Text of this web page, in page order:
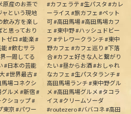
原産のお茶で
ャという現地
飲み方を楽し
と思っており
ゼロ #能楽 #
#飲むサラ
一周してる
#日本の芸能
#世界最古 #
場コネクシ
ルメ #新宿 #
ショップ #
東京 #パワー
#カフェラテ #生パスタ #カレ
ーライス #旅カフェ #ペット
可 #高田馬場 #高田馬場カフ
ェ #東中野 #ハッシュドビー
フ #テレワークランチ #東中
野カフェ #カフェ巡り #下落
合 #カフェ好きな人と繋がり
たい #昼からお酒 #おしゃれ
なカフェ #生パスタランチ #
高田馬場ランチ #東中野グル
メ #高田馬場グルメ #タコラ
イス #クリームソーダ
#routezero #ババコネ #高田